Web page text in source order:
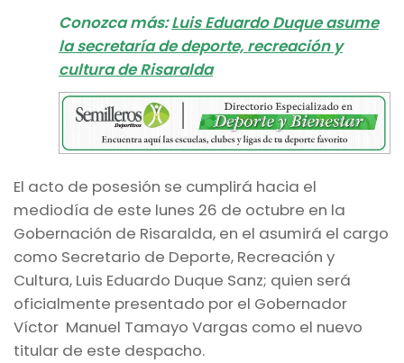
Conozca más:Luis Eduardo Duque asume
la secretaría de deporte, recreación y
cultura de Risaralda
El acto de posesión se cumplirá hacia el
mediodía de este lunes 26 de octubre en la
Gobernación de Risaralda, en el asumirá el cargo
como Secretario de Deporte, Recreación y
Cultura, Luis Eduardo Duque Sanz; quien será
oficialmente presentado por el Gobernador
Víctor Manuel Tamayo Vargas como el nuevo
titular de este despacho.